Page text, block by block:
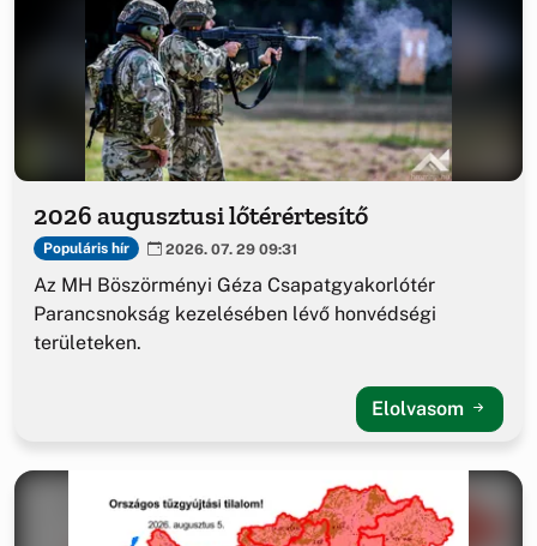
2026 augusztusi lőtérértesítő
Populáris hír 2026. 07. 29 09:31
Az MH Böszörményi Géza Csapatgyakorlótér
Parancsnokság kezelésében lévő honvédségi
területeken.
Elolvasom